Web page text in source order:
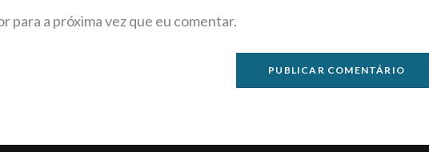
para a próxima vez que eu comentar.